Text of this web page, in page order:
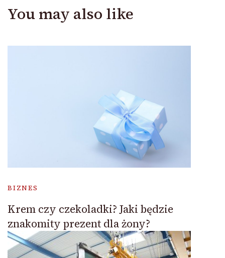
You may also like
BIZNES
Krem czy czekoladki? Jaki będzie
znakomity prezent dla żony?